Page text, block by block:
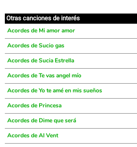
Otras canciones de interés
Acordes de Mi amor amor
Acordes de Sucio gas
Acordes de Sucia Estrella
Acordes de Te vas angel mío
Acordes de Yo te amé en mis sueños
Acordes de Princesa
Acordes de Dime que será
Acordes de Al Vent